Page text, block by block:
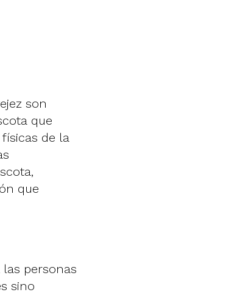
son
que
de la
que
personas
sino